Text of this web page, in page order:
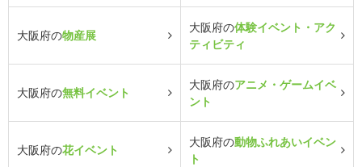
大阪府の物産展
大阪府の体験イベント・アク
ティビティ
大阪府の無料イベント
大阪府のアニメ・ゲームイベ
ント
大阪府の花イベント
大阪府の動物ふれあいイベン
ト